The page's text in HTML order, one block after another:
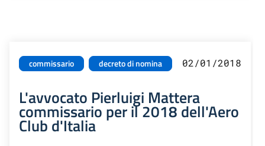
commissario decreto di nomina 02/01/2018
L'avvocato Pierluigi Mattera
commissario per il 2018 dell'Aero
Club d'Italia